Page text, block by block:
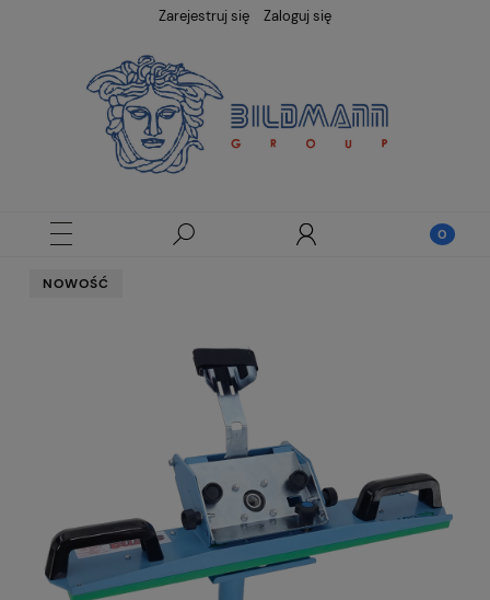
Zarejestruj się Zaloguj się
NOWOŚĆ